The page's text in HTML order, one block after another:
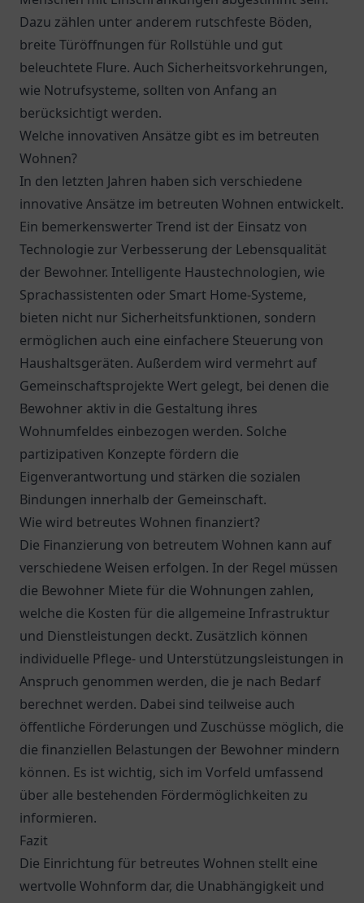
Dazu zählen unter anderem rutschfeste Böden,
breite Türöffnungen für Rollstühle und gut
beleuchtete Flure. Auch Sicherheitsvorkehrungen,
wie Notrufsysteme, sollten von Anfang an
berücksichtigt werden.
Welche innovativen Ansätze gibt es im betreuten
Wohnen?
In den letzten Jahren haben sich verschiedene
innovative Ansätze im betreuten Wohnen entwickelt.
Ein bemerkenswerter Trend ist der Einsatz von
Technologie zur Verbesserung der Lebensqualität
der Bewohner. Intelligente Haustechnologien, wie
Sprachassistenten oder Smart Home-Systeme,
bieten nicht nur Sicherheitsfunktionen, sondern
ermöglichen auch eine einfachere Steuerung von
Haushaltsgeräten. Außerdem wird vermehrt auf
Gemeinschaftsprojekte Wert gelegt, bei denen die
Bewohner aktiv in die Gestaltung ihres
Wohnumfeldes einbezogen werden. Solche
partizipativen Konzepte fördern die
Eigenverantwortung und stärken die sozialen
Bindungen innerhalb der Gemeinschaft.
Wie wird betreutes Wohnen finanziert?
Die Finanzierung von betreutem Wohnen kann auf
verschiedene Weisen erfolgen. In der Regel müssen
die Bewohner Miete für die Wohnungen zahlen,
welche die Kosten für die allgemeine Infrastruktur
und Dienstleistungen deckt. Zusätzlich können
individuelle Pflege- und Unterstützungsleistungen in
Anspruch genommen werden, die je nach Bedarf
berechnet werden. Dabei sind teilweise auch
öffentliche Förderungen und Zuschüsse möglich, die
die finanziellen Belastungen der Bewohner mindern
können. Es ist wichtig, sich im Vorfeld umfassend
über alle bestehenden Fördermöglichkeiten zu
informieren.
Fazit
Die Einrichtung für betreutes Wohnen stellt eine
wertvolle Wohnform dar, die Unabhängigkeit und